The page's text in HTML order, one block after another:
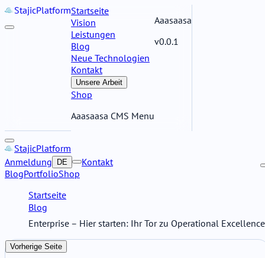
StajicPlatformStartseite
Vision
Leistungen
Blog
Neue Technologien
Kontakt
Unsere Arbeit
Shop
Aaasaasa CMS Menu
Aaasaasa
v0.0.1
StajicPlatform
BlogPortfolioShop
Anmeldung DE Kontakt
Startseite
Blog
Enterprise – Hier starten: Ihr Tor zu Operational Excellence
Vorherige Seite